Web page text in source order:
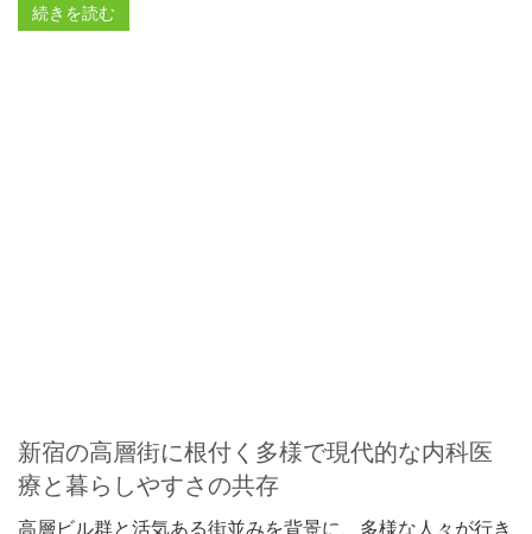
続きを読む
新宿の高層街に根付く多様で現代的な内科医
療と暮らしやすさの共存
高層ビル群と活気ある街並みを背景に、多様な人々が行き